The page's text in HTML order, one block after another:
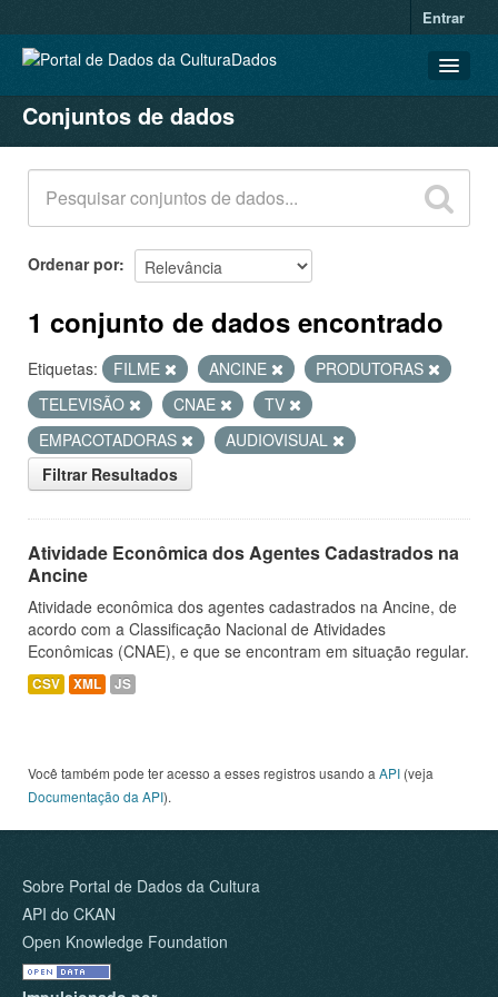
Entrar
CONJUNTOS DE DADOS
ORGANIZAÇÕES
GRUPOS
SOBRE
Conjuntos de dados
Ordenar por
1 conjunto de dados encontrado
Etiquetas: FILME ANCINE
PRODUTORAS
TELEVISÃO
CNAE
TV
EMPACOTADORAS
AUDIOVISUAL
Filtrar Resultados
Atividade Econômica dos Agentes Cadastrados na
Ancine
Atividade econômica dos agentes cadastrados na Ancine, de
acordo com a Classificação Nacional de Atividades
Econômicas (CNAE), e que se encontram em situação regular.
CSV XML JS
Você também pode ter acesso a esses registros usando a API (veja
Documentação da API).
Sobre Portal de Dados da Cultura
API do CKAN
Open Knowledge Foundation